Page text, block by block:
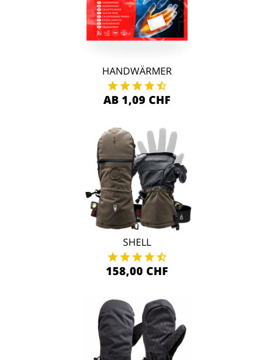
HANDWÄRMER
AB 1,09 CHF
SHELL
158,00 CHF